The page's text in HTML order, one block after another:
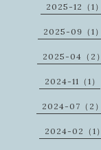
2025-12（1）
2025-09（1）
2025-04（2）
2024-11（1）
2024-07（2）
2024-02（1）